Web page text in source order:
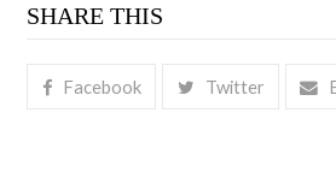
SHARE THIS
Facebook Twitter